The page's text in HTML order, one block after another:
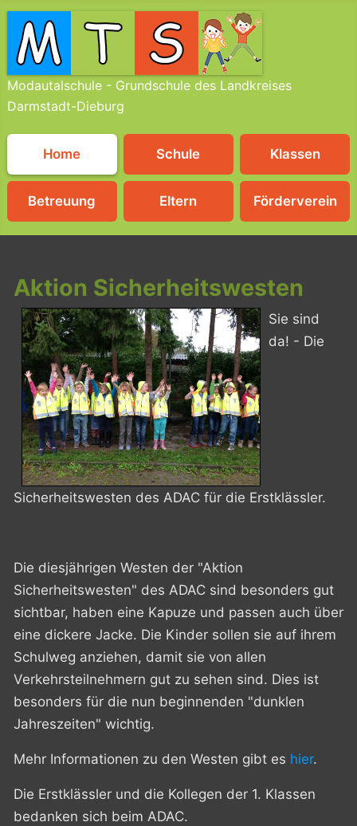
Modautalschule - Grundschule des Landkreises
Darmstadt-Dieburg
Home Schule Klassen
Betreuung Eltern Förderverein
Aktion Sicherheitswesten
Sie sind
da! - Die
Sicherheitswesten des ADAC für die Erstklässler.
Die diesjährigen Westen der "Aktion
Sicherheitswesten" des ADAC sind besonders gut
sichtbar, haben eine Kapuze und passen auch über
eine dickere Jacke. Die Kinder sollen sie auf ihrem
Schulweg anziehen, damit sie von allen
Verkehrsteilnehmern gut zu sehen sind. Dies ist
besonders für die nun beginnenden "dunklen
Jahreszeiten" wichtig.
Mehr Informationen zu den Westen gibt es hier.
Die Erstklässler und die Kollegen der 1. Klassen
bedanken sich beim ADAC.